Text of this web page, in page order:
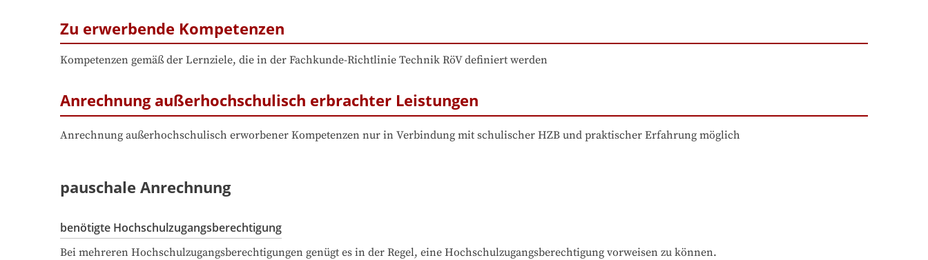
Zu erwerbende Kompetenzen
Kompetenzen gemäß der Lernziele, die in der Fachkunde-Richtlinie Technik RöV definiert werden
Anrechnung außerhochschulisch erbrachter Leistungen
Anrechnung außerhochschulisch erworbener Kompetenzen nur in Verbindung mit schulischer HZB und praktischer Erfahrung möglich
pauschale Anrechnung
benötigte Hochschulzugangsberechtigung
Bei mehreren Hochschulzugangsberechtigungen genügt es in der Regel, eine Hochschulzugangsberechtigung vorweisen zu können.